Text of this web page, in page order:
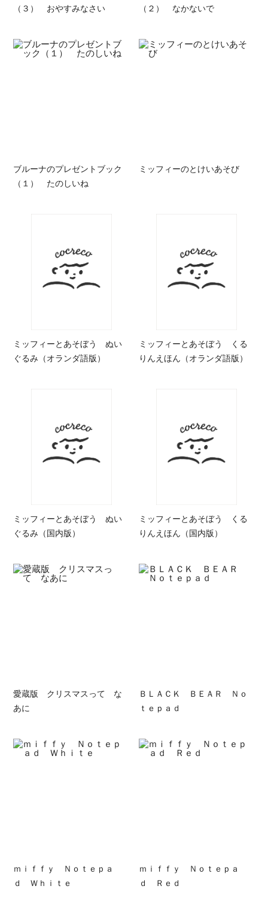
（３） おやすみなさい
（２） なかないで
ブルーナのプレゼントブック
（１） たのしいね
ミッフィーのとけいあそび
ミッフィーとあそぼう ぬい
ぐるみ（オランダ語版）
ミッフィーとあそぼう くる
りんえほん（オランダ語版）
ミッフィーとあそぼう ぬい
ぐるみ（国内版）
ミッフィーとあそぼう くる
りんえほん（国内版）
愛蔵版 クリスマスって な
あに
ＢＬＡＣＫ ＢＥＡＲ Ｎｏ
ｔｅｐａｄ
ｍｉｆｆｙ Ｎｏｔｅｐａ
ｄ Ｗｈｉｔｅ
ｍｉｆｆｙ Ｎｏｔｅｐａ
ｄ Ｒｅｄ